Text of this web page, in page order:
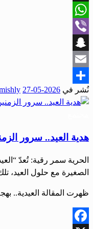
X
WhatsApp
Viber
Snapchat
Email
Share
نُشر في 2026-05-27
هدية العيد.. سرور
الحرية سمر رقية: تُعدّ
الصغيرة مع حلول العيد،
ظهرت المقالة العيدية..